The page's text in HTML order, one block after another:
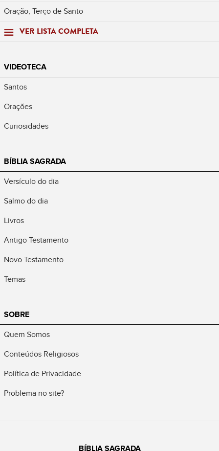
Oração, Terço de Santo
VER LISTA COMPLETA
VIDEOTECA
Santos
Orações
Curiosidades
BÍBLIA SAGRADA
Versículo do dia
Salmo do dia
Livros
Antigo Testamento
Novo Testamento
Temas
SOBRE
Quem Somos
Conteúdos Religiosos
Política de Privacidade
Problema no site?
BÍBLIA SAGRADA